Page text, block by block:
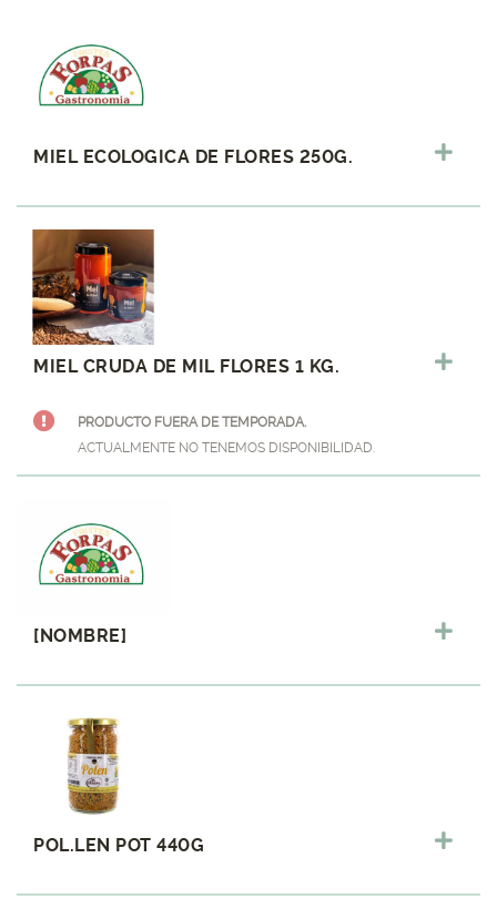
MIEL ECOLOGICA DE FLORES 250G.
MIEL CRUDA DE MIL FLORES 1 KG.
PRODUCTO FUERA DE TEMPORADA.
ACTUALMENTE NO TENEMOS DISPONIBILIDAD.
[NOMBRE]
POL.LEN POT 440G